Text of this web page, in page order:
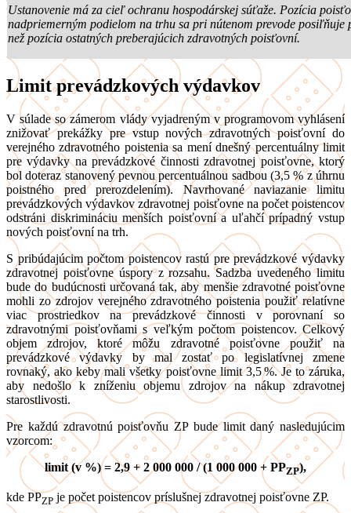
Ustanovenie má za cieľ ochranu hospodárskej súťaže. Pozícia
nadpriemerným podielom na trhu sa pri nútenom prevode posiľňuje
než pozícia ostatných preberajúcich zdravotných poisťovní.
Limit prevádzkových výdavkov
V súlade so zámerom vlády vyjadreným v programovom vyhlásení
znižovať prekážky pre vstup nových zdravotných poisťovní do
verejného zdravotného poistenia sa mení dnešný percentuálny limit
pre výdavky na prevádzkové činnosti zdravotnej poisťovne, ktorý
bol doteraz stanovený pevnou percentuálnou sadbou (3,5 % z úhrnu
poistného pred prerozdelením). Navrhované naviazanie limitu
prevádzkových výdavkov zdravotnej poisťovne na počet poistencov
odstráni diskrimináciu menších poisťovní a uľahčí prípadný vstup
nových poisťovní na trh.
S pribúdajúcim počtom poistencov rastú pre prevádzkové výdavky
zdravotnej poisťovne úspory z rozsahu. Sadzba uvedeného limitu
bude do budúcnosti určovaná tak, aby menšie zdravotné poisťovne
mohli zo zdrojov verejného zdravotného poistenia použiť relatívne
viac prostriedkov na prevádzkové činnosti v porovnaní so
zdravotnými poisťovňami s veľkým počtom poistencov. Celkový
objem zdrojov, ktoré môžu zdravotné poisťovne použiť na
prevádzkové výdavky by mal zostať po legislatívnej zmene
rovnaký, ako keby mali všetky poisťovne limit 3,5 %. Je to záruka,
aby nedošlo k zníženiu objemu zdrojov na nákup zdravotnej
starostlivosti.
Pre každú zdravotnú poisťovňu ZP bude limit daný nasledujúcim
vzorcom:
limit (v %) = 2,9 + 2 000 000 / (1 000 000 + PPZP),
kde PPZP je počet poistencov príslušnej zdravotnej poisťovne ZP.